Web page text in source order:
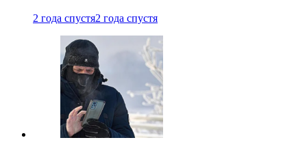
2 года спустя2 года спустя